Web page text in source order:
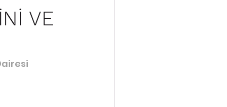
VE